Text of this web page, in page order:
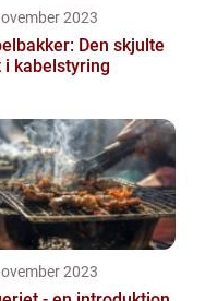
2023
Den skjulte
i kabelstyring
2023